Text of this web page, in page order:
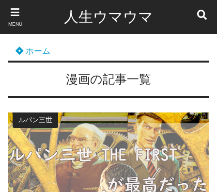
MENU 人生ウマウマ
ホーム
漫画の記事一覧
ルパン三世